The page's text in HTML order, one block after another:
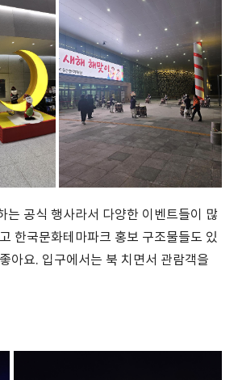
는 공식 행사라서 다양한 이벤트들이 많
한국문화테마파크 홍보 구조물들도 있
아요. 입구에서는 북 치면서 관람객을